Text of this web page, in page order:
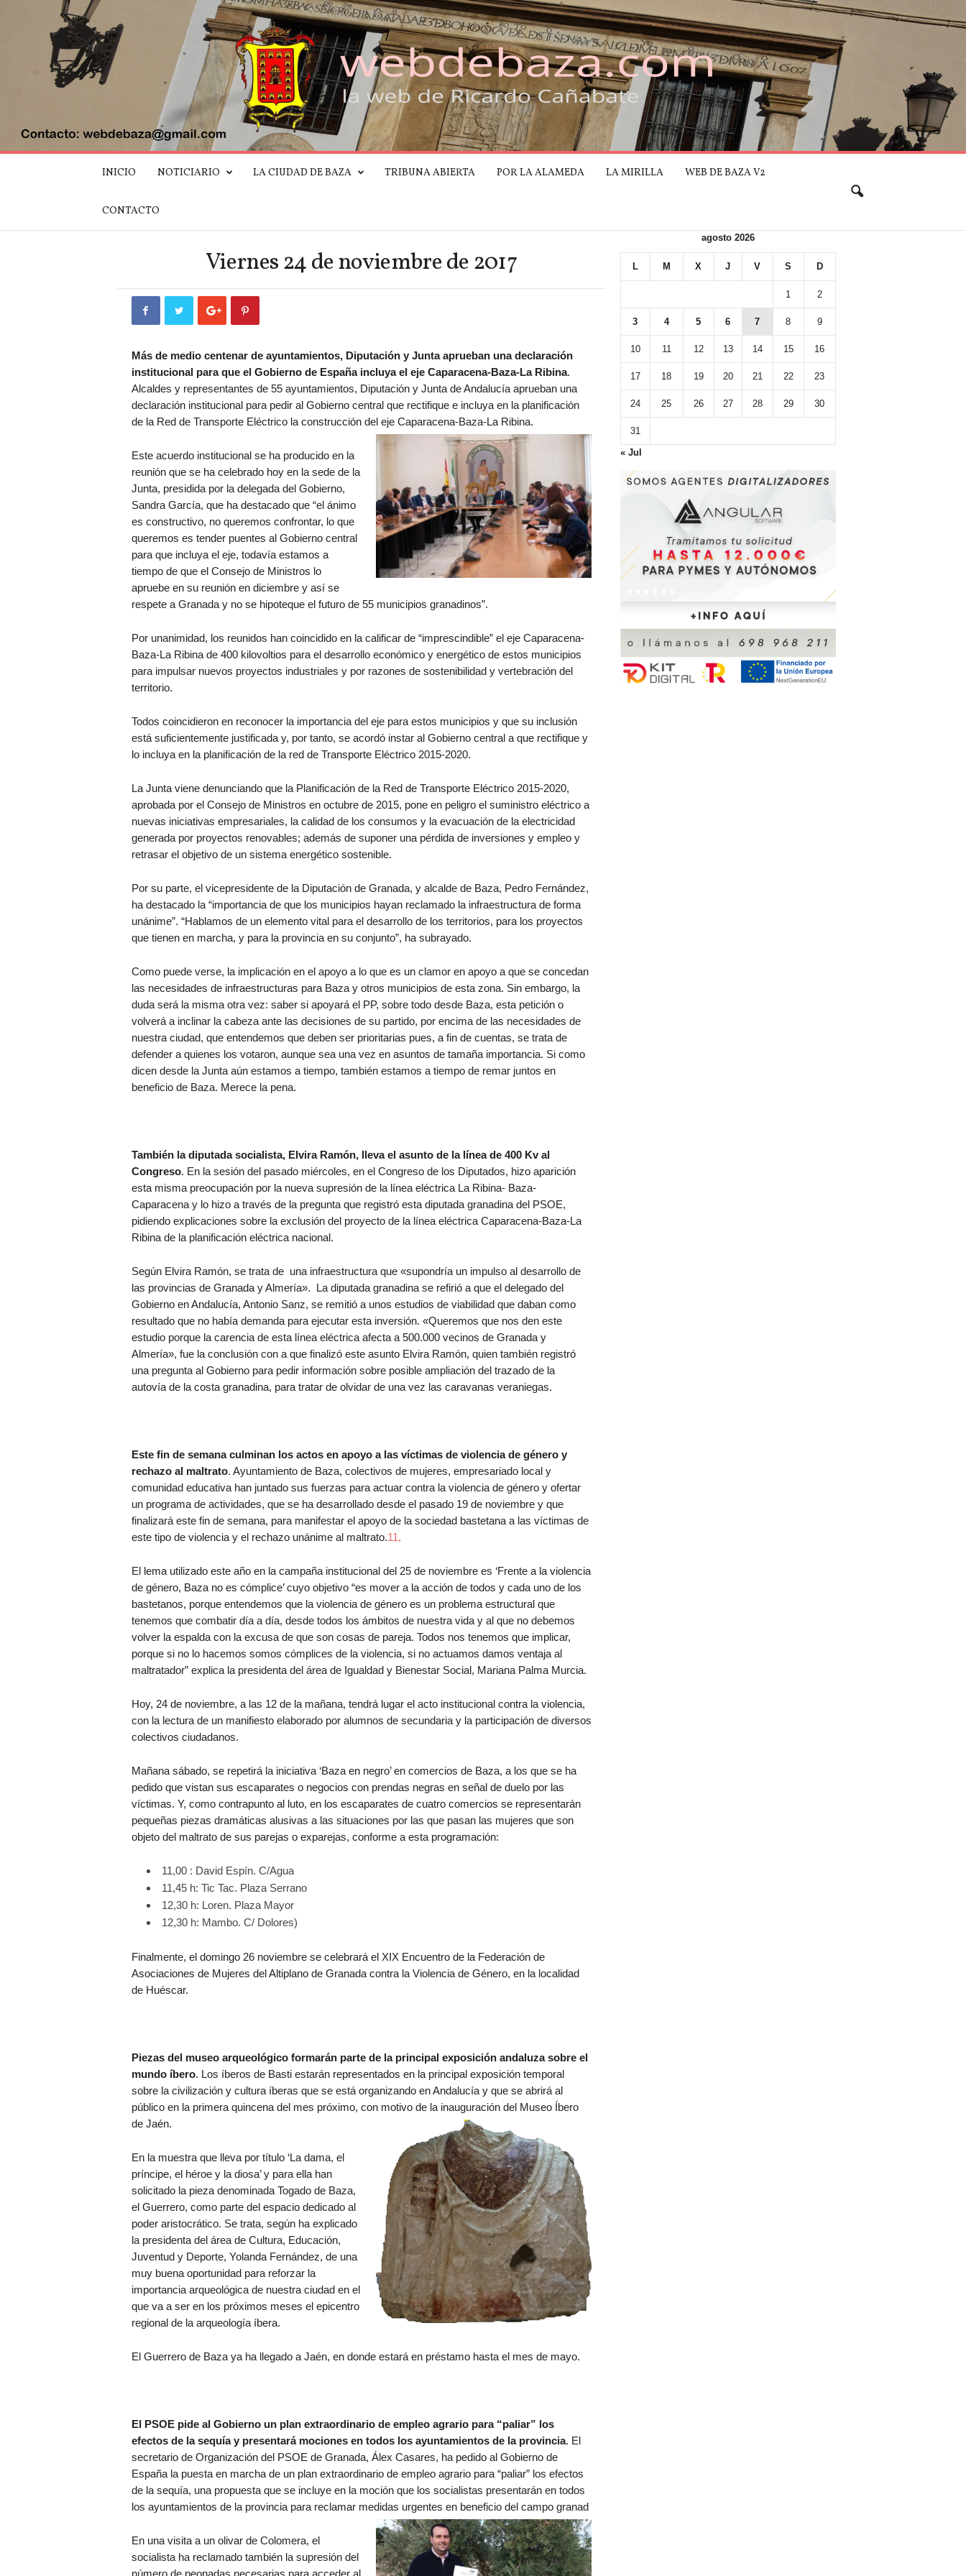
B
INICIO NOTICIARIO LA CIUDAD DE BAZA TRIBUNA ABIERTA POR LA ALAMEDA LA MIRILLA WEB DE BAZA V2
CONTACTO
Viernes 24 de noviembre de 2017
Más de medio centenar de ayuntamientos, Diputación y Junta aprueban una declaración
institucional para que el Gobierno de España incluya el eje Caparacena-Baza-La Ribina.
Alcaldes y representantes de 55 ayuntamientos, Diputación y Junta de Andalucía aprueban una
declaración institucional para pedir al Gobierno central que rectifique e incluya en la planificación
de la Red de Transporte Eléctrico la construcción del eje Caparacena-Baza-La Ribina.
Este acuerdo institucional se ha producido en la
reunión que se ha celebrado hoy en la sede de la
Junta, presidida por la delegada del Gobierno,
Sandra García, que ha destacado que “el ánimo
es constructivo, no queremos confrontar, lo que
queremos es tender puentes al Gobierno central
para que incluya el eje, todavía estamos a
tiempo de que el Consejo de Ministros lo
apruebe en su reunión en diciembre y así se
respete a Granada y no se hipoteque el futuro de 55 municipios granadinos”.
Por unanimidad, los reunidos han coincidido en la calificar de “imprescindible” el eje Caparacena-
Baza-La Ribina de 400 kilovoltios para el desarrollo económico y energético de estos municipios
para impulsar nuevos proyectos industriales y por razones de sostenibilidad y vertebración del
territorio.
Todos coincidieron en reconocer la importancia del eje para estos municipios y que su inclusión
está suficientemente justificada y, por tanto, se acordó instar al Gobierno central a que rectifique y
lo incluya en la planificación de la red de Transporte Eléctrico 2015-2020.
La Junta viene denunciando que la Planificación de la Red de Transporte Eléctrico 2015-2020,
aprobada por el Consejo de Ministros en octubre de 2015, pone en peligro el suministro eléctrico a
nuevas iniciativas empresariales, la calidad de los consumos y la evacuación de la electricidad
generada por proyectos renovables; además de suponer una pérdida de inversiones y empleo y
retrasar el objetivo de un sistema energético sostenible.
Por su parte, el vicepresidente de la Diputación de Granada, y alcalde de Baza, Pedro Fernández,
ha destacado la “importancia de que los municipios hayan reclamado la infraestructura de forma
unánime”. “Hablamos de un elemento vital para el desarrollo de los territorios, para los proyectos
que tienen en marcha, y para la provincia en su conjunto”, ha subrayado.
Como puede verse, la implicación en el apoyo a lo que es un clamor en apoyo a que se concedan
las necesidades de infraestructuras para Baza y otros municipios de esta zona. Sin embargo, la
duda será la misma otra vez: saber si apoyará el PP, sobre todo desde Baza, esta petición o
volverá a inclinar la cabeza ante las decisiones de su partido, por encima de las necesidades de
nuestra ciudad, que entendemos que deben ser prioritarias pues, a fin de cuentas, se trata de
defender a quienes los votaron, aunque sea una vez en asuntos de tamaña importancia. Si como
dicen desde la Junta aún estamos a tiempo, también estamos a tiempo de remar juntos en
beneficio de Baza. Merece la pena.
También la diputada socialista, Elvira Ramón, lleva el asunto de la línea de 400 Kv al
Congreso. En la sesión del pasado miércoles, en el Congreso de los Diputados, hizo aparición
esta misma preocupación por la nueva supresión de la línea eléctrica La Ribina- Baza-
Caparacena y lo hizo a través de la pregunta que registró esta diputada granadina del PSOE,
pidiendo explicaciones sobre la exclusión del proyecto de la línea eléctrica Caparacena-Baza-La
Ribina de la planificación eléctrica nacional.
Según Elvira Ramón, se trata de una infraestructura que «supondría un impulso al desarrollo de
las provincias de Granada y Almería». La diputada granadina se refirió a que el delegado del
Gobierno en Andalucía, Antonio Sanz, se remitió a unos estudios de viabilidad que daban como
resultado que no había demanda para ejecutar esta inversión. «Queremos que nos den este
estudio porque la carencia de esta línea eléctrica afecta a 500.000 vecinos de Granada y
Almería», fue la conclusión con a que finalizó este asunto Elvira Ramón, quien también registró
una pregunta al Gobierno para pedir información sobre posible ampliación del trazado de la
autovía de la costa granadina, para tratar de olvidar de una vez las caravanas veraniegas.
Este fin de semana culminan los actos en apoyo a las víctimas de violencia de género y
rechazo al maltrato. Ayuntamiento de Baza, colectivos de mujeres, empresariado local y
comunidad educativa han juntado sus fuerzas para actuar contra la violencia de género y ofertar
un programa de actividades, que se ha desarrollado desde el pasado 19 de noviembre y que
finalizará este fin de semana, para manifestar el apoyo de la sociedad bastetana a las víctimas de
este tipo de violencia y el rechazo unánime al maltrato.11,
El lema utilizado este año en la campaña institucional del 25 de noviembre es ‘Frente a la violencia
de género, Baza no es cómplice’ cuyo objetivo “es mover a la acción de todos y cada uno de los
bastetanos, porque entendemos que la violencia de género es un problema estructural que
tenemos que combatir día a día, desde todos los ámbitos de nuestra vida y al que no debemos
volver la espalda con la excusa de que son cosas de pareja. Todos nos tenemos que implicar,
porque si no lo hacemos somos cómplices de la violencia, si no actuamos damos ventaja al
maltratador” explica la presidenta del área de Igualdad y Bienestar Social, Mariana Palma Murcia.
Hoy, 24 de noviembre, a las 12 de la mañana, tendrá lugar el acto institucional contra la violencia,
con la lectura de un manifiesto elaborado por alumnos de secundaria y la participación de diversos
colectivos ciudadanos.
Mañana sábado, se repetirá la iniciativa ‘Baza en negro’ en comercios de Baza, a los que se ha
pedido que vistan sus escaparates o negocios con prendas negras en señal de duelo por las
víctimas. Y, como contrapunto al luto, en los escaparates de cuatro comercios se representarán
pequeñas piezas dramáticas alusivas a las situaciones por las que pasan las mujeres que son
objeto del maltrato de sus parejas o exparejas, conforme a esta programación:
11,00 : David Espín. C/Agua
11,45 h: Tic Tac. Plaza Serrano
12,30 h: Loren. Plaza Mayor
12,30 h: Mambo. C/ Dolores)
Finalmente, el domingo 26 noviembre se celebrará el XIX Encuentro de la Federación de
Asociaciones de Mujeres del Altiplano de Granada contra la Violencia de Género, en la localidad
de Huéscar.
Piezas del museo arqueológico formarán parte de la principal exposición andaluza sobre el
mundo íbero. Los íberos de Basti estarán representados en la principal exposición temporal
sobre la civilización y cultura íberas que se está organizando en Andalucía y que se abrirá al
público en la primera quincena del mes próximo, con motivo de la inauguración del Museo Íbero
de Jaén.
En la muestra que lleva por título ‘La dama, el
príncipe, el héroe y la diosa’ y para ella han
solicitado la pieza denominada Togado de Baza,
el Guerrero, como parte del espacio dedicado al
poder aristocrático. Se trata, según ha explicado
la presidenta del área de Cultura, Educación,
Juventud y Deporte, Yolanda Fernández, de una
muy buena oportunidad para reforzar la
importancia arqueológica de nuestra ciudad en el
que va a ser en los próximos meses el epicentro
regional de la arqueología íbera.
El Guerrero de Baza ya ha llegado a Jaén, en donde estará en préstamo hasta el mes de mayo.
El PSOE pide al Gobierno un plan extraordinario de empleo agrario para “paliar” los
efectos de la sequía y presentará mociones en todos los ayuntamientos de la provincia. El
secretario de Organización del PSOE de Granada, Álex Casares, ha pedido al Gobierno de
España la puesta en marcha de un plan extraordinario de empleo agrario para “paliar” los efectos
de la sequía, una propuesta que se incluye en la moción que los socialistas presentarán en todos
los ayuntamientos de la provincia para reclamar medidas urgentes en beneficio del campo granad
En una visita a un olivar de Colomera, el
socialista ha reclamado también la supresión del
número de peonadas necesarias para acceder al
agosto 2026
L M X J V S D
1 2
3 4 5 6 7 8 9
10 11 12 13 14 15 16
17 18 19 20 21 22 23
24 25 26 27 28 29 30
31
« Jul